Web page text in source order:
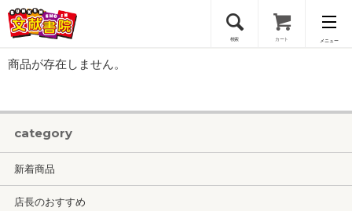
検索 カート メニュー
会員登録
ログイン
商品が存在しません。
category
新着商品
店長のおすすめ